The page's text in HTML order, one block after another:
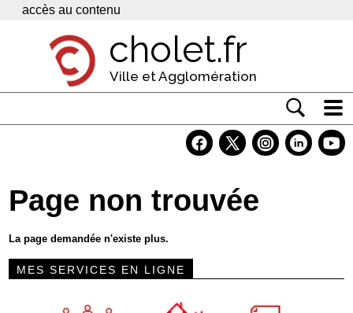
Panneau de gestion des cookies
accès au contenu
cholet.fr
Ville et Agglomération
Economie
Services
Contacts
Page non trouvée
La page demandée n'existe plus.
MES SERVICES EN LIGNE